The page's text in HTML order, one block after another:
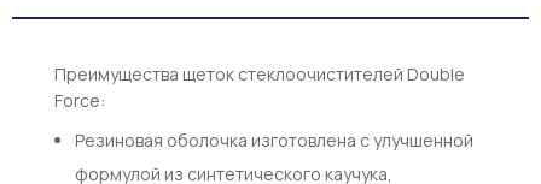
Преимущества щеток стеклоочистителей Double
Force:
Резиновая оболочка изготовлена с улучшенной
формулой из синтетического каучука,